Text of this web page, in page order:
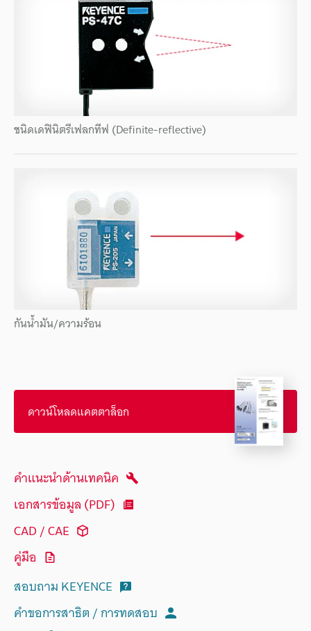
ชนิดเดฟินิตรีเฟลกทีฟ (Definite-reflective)
กันน้ำมัน/ความร้อน
ดาวน์โหลดแคตตาล็อก
คำแนะนำด้านเทคนิค
เอกสารข้อมูล (PDF)
CAD / CAE
คู่มือ
สอบถาม KEYENCE
คำขอการสาธิต / การทดสอบ